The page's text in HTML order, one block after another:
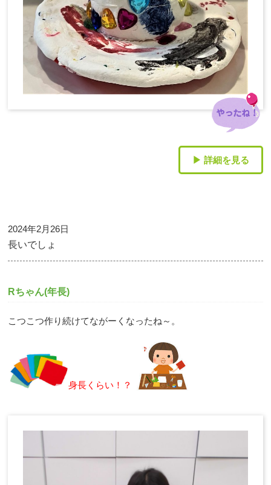
▶ 詳細を見る
2024年2月26日
長いでしょ
Rちゃん(年長)
こつこつ作り続けてながーくなったね～。
身長くらい！？